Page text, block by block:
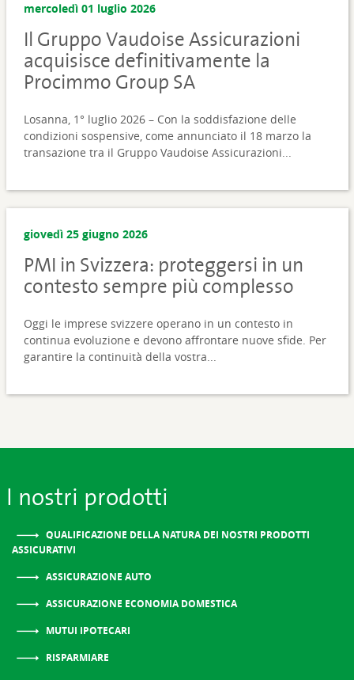
mercoledì 01 luglio 2026
Il Gruppo Vaudoise Assicurazioni
acquisisce definitivamente la
Procimmo Group SA
Losanna, 1° luglio 2026 – Con la soddisfazione delle
condizioni sospensive, come annunciato il 18 marzo la
transazione tra il Gruppo Vaudoise Assicurazioni...
giovedì 25 giugno 2026
PMI in Svizzera: proteggersi in un
contesto sempre più complesso
Oggi le imprese svizzere operano in un contesto in
continua evoluzione e devono affrontare nuove sfide. Per
garantire la continuità della vostra...
I nostri prodotti
QUALIFICAZIONE DELLA NATURA DEI NOSTRI PRODOTTI
ASSICURATIVI
ASSICURAZIONE AUTO
ASSICURAZIONE ECONOMIA DOMESTICA
MUTUI IPOTECARI
RISPARMIARE